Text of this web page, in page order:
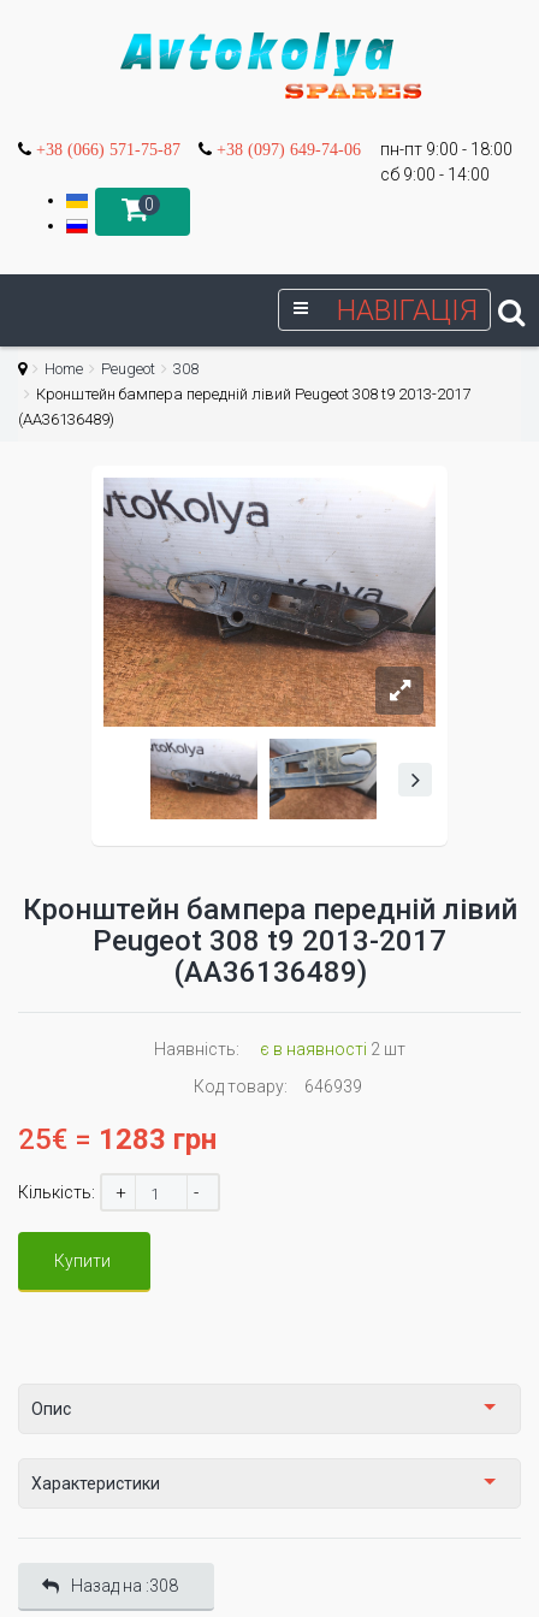
+38 (066) 571-75-87 +38 (097) 649-74-06
пн-пт 9:00 - 18:00
сб 9:00 - 14:00
0
НАВІГАЦІЯ
Home Peugeot
308
Кронштейн бампера передній лівий Peugeot 308 t9 2013-2017
(AA36136489)
Кронштейн бампера передній лівий
Peugeot 308 t9 2013-2017
(AA36136489)
Наявність: є в наявності 2 шт
Код товару:
646939
25€ = 1283 грн
Кількість: + -
Купити
Опис
Характеристики
Назад на :308